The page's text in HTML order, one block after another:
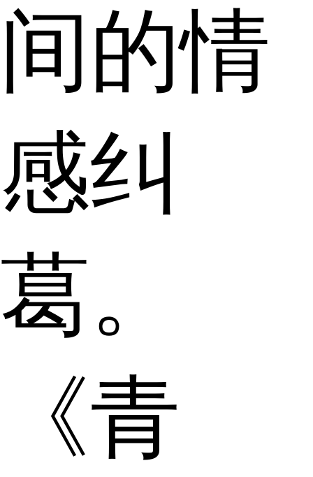
间的情
感纠
葛。
《青